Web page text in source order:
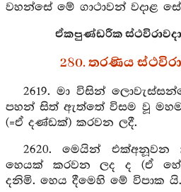
වහන්සේ මේ ගාථාවන් වදාළ
ඒකපුණ්ඩරීක
280. තරණිය
2619. මා විසින්
පහන් සිත් ඇත්තේ විසම වූ
(=ඒ දණ්ඩක්) කරවන ලදී.
2620. මෙයින්
හෙයක් කරවන ලද ද (ඒ
දනිමි. හෙය දීමෙහි මේ විපාක යි.